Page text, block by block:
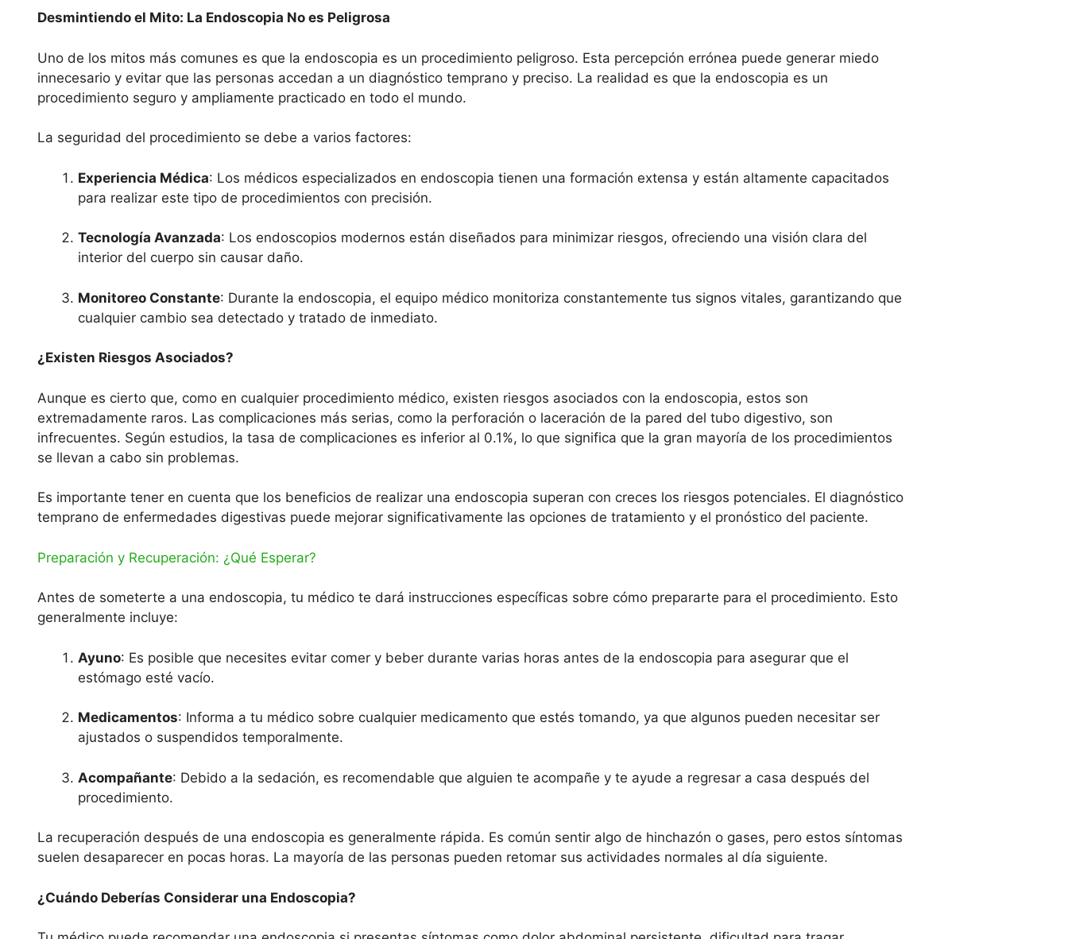
Desmintiendo el Mito: La Endoscopia No es Peligrosa
Uno de los mitos más comunes es que la endoscopia es un procedimiento peligroso. Esta percepción errónea puede generar miedo
innecesario y evitar que las personas accedan a un diagnóstico temprano y preciso. La realidad es que la endoscopia es un
procedimiento seguro y ampliamente practicado en todo el mundo.
La seguridad del procedimiento se debe a varios factores:
Experiencia Médica: Los médicos especializados en endoscopia tienen una formación extensa y están altamente capacitados
para realizar este tipo de procedimientos con precisión.
Tecnología Avanzada: Los endoscopios modernos están diseñados para minimizar riesgos, ofreciendo una visión clara del
interior del cuerpo sin causar daño.
Monitoreo Constante: Durante la endoscopia, el equipo médico monitoriza constantemente tus signos vitales, garantizando que
cualquier cambio sea detectado y tratado de inmediato.
¿Existen Riesgos Asociados?
Aunque es cierto que, como en cualquier procedimiento médico, existen riesgos asociados con la endoscopia, estos son
extremadamente raros. Las complicaciones más serias, como la perforación o laceración de la pared del tubo digestivo, son
infrecuentes. Según estudios, la tasa de complicaciones es inferior al 0.1%, lo que significa que la gran mayoría de los procedimientos
se llevan a cabo sin problemas.
Es importante tener en cuenta que los beneficios de realizar una endoscopia superan con creces los riesgos potenciales. El diagnóstico
temprano de enfermedades digestivas puede mejorar significativamente las opciones de tratamiento y el pronóstico del paciente.
Preparación y Recuperación: ¿Qué Esperar?
Antes de someterte a una endoscopia, tu médico te dará instrucciones específicas sobre cómo prepararte para el procedimiento. Esto
generalmente incluye:
Ayuno: Es posible que necesites evitar comer y beber durante varias horas antes de la endoscopia para asegurar que el
estómago esté vacío.
Medicamentos: Informa a tu médico sobre cualquier medicamento que estés tomando, ya que algunos pueden necesitar ser
ajustados o suspendidos temporalmente.
Acompañante: Debido a la sedación, es recomendable que alguien te acompañe y te ayude a regresar a casa después del
procedimiento.
La recuperación después de una endoscopia es generalmente rápida. Es común sentir algo de hinchazón o gases, pero estos síntomas
suelen desaparecer en pocas horas. La mayoría de las personas pueden retomar sus actividades normales al día siguiente.
¿Cuándo Deberías Considerar una Endoscopia?